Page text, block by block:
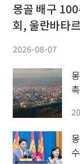
몽골 배구
회, 울란바타
2026-08-07